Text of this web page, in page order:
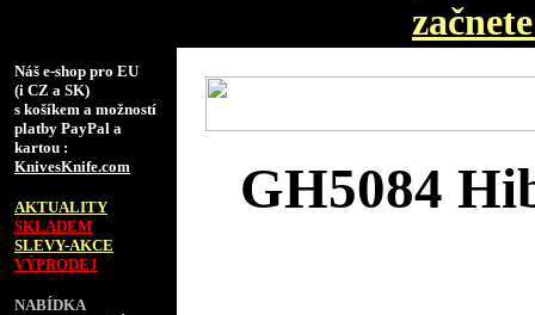
Náš e-shop pro EU
(i CZ a SK)
s košíkem a možností
platby PayPal a
kartou :
KnivesKnife.com
AKTUALITY
SKLADEM
SLEVY-AKCE
VÝPRODEJ
NABÍDKA
GH5084